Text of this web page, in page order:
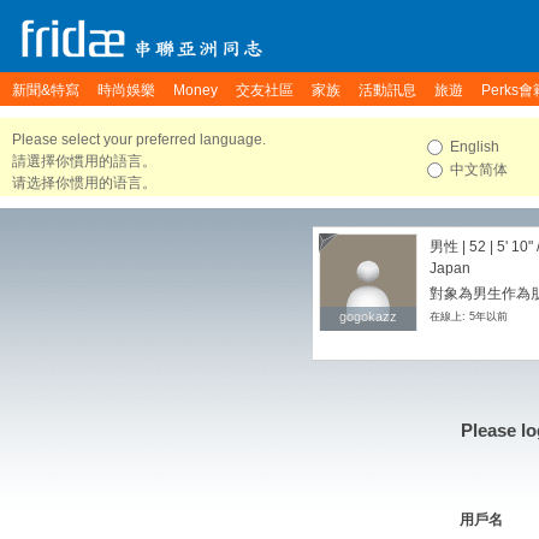
新聞&特寫 時尚娛樂 Money 交友社區 家族 活動訊息 旅遊 Perks會
Please select your preferred language.
請選擇你慣用的語言。
请选择你惯用的语言。
English
中文简体
gogokazz
gogokazz
男性 | 52 | 5' 10"
Japan
對象為男生作為
在線上: 5年以前
Please
用戶名